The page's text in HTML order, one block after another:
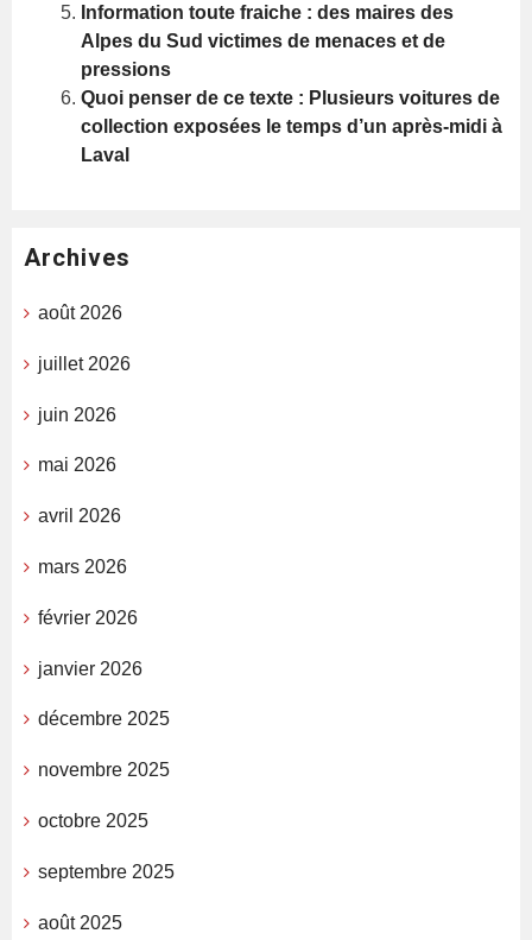
Information toute fraiche : des maires des
Alpes du Sud victimes de menaces et de
pressions
Quoi penser de ce texte : Plusieurs voitures de
collection exposées le temps d’un après-midi à
Laval
Archives
août 2026
juillet 2026
juin 2026
mai 2026
avril 2026
mars 2026
février 2026
janvier 2026
décembre 2025
novembre 2025
octobre 2025
septembre 2025
août 2025